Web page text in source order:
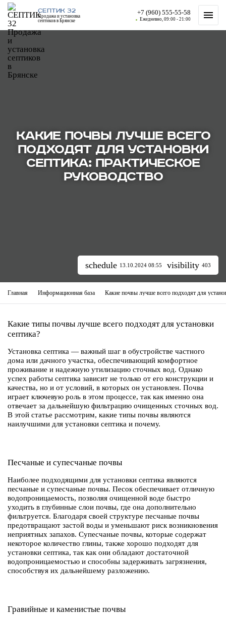
СЕПТИК 32
Продажа и установка
септиков в Брянске
+7 (960) 555-55-58
Ежедневно, 09:00 - 21:00
КАКИЕ ПОЧВЫ ЛУЧШЕ ВСЕГО
ПОДХОДЯТ ДЛЯ УСТАНОВКИ
СЕПТИКА: ПРАКТИЧЕСКОЕ
РУКОВОДСТВО
schedule 13.10.2024 08:55 visibility 403
Главная Информационная база Какие почвы лучше всего подходят для
Какие типы почвы лучше всего подходят для установки
септика?
Установка септика — важный шаг в обустройстве частного
дома или дачного участка, обеспечивающий комфортное
проживание и надежную утилизацию сточных вод. Однако
успех работы септика зависит не только от его конструкции и
качества, но и от условий, в которых он установлен. Почва
играет ключевую роль в этом процессе, так как именно она
отвечает за дальнейшую фильтрацию очищенных сточных вод.
В этой статье рассмотрим, какие типы почвы являются
наилучшими для установки септика и почему.
Песчаные и супесчаные почвы
Наиболее подходящими для установки септика являются
песчаные и супесчаные почвы. Песок обеспечивает отличную
водопроницаемость, позволяя очищенной воде быстро
уходить в глубинные слои почвы, где она дополнительно
фильтруется. Благодаря своей структуре песчаные почвы
предотвращают застой воды и уменьшают риск возникновения
неприятных запахов. Супесчаные почвы, которые содержат
некоторое количество глины, также хорошо подходят для
установки септика, так как они обладают достаточной
водопроницаемостью и способны задерживать загрязнения,
способствуя их дальнейшему разложению.
Гравийные и каменистые почвы